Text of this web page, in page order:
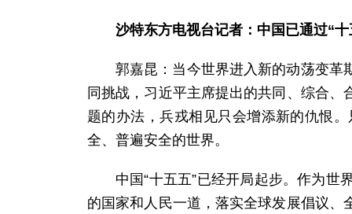
沙特东方电视台记者：中国已通过“
郭嘉昆：当今世界进入新的动荡变革
同挑战，习近平主席提出的共同、综合
题的办法，兵戎相见只会增添新的仇恨
全、普遍安全的世界。
中国“十五五”已经开局起步。作为
的国家和人民一道，落实全球发展倡议